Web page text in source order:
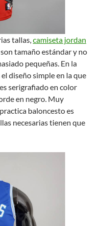
tallas,camiseta jordan
tamaño estándar y no
pequeñas. En la
diseño simple en la que
serigrafiado en color
en negro. Muy
baloncesto es
necesarias tienen que